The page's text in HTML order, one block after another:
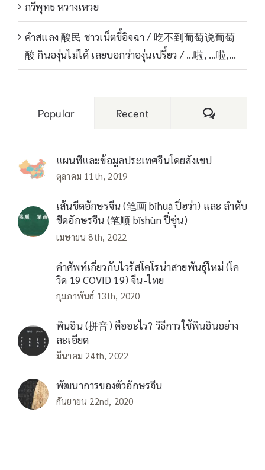
กวีพุทธ หวางเหวย
คำสแลง 酸民 ชาวเน็ตขี้อิจฉา / 吃不到葡萄说葡萄
酸 กินองุ่นไม่ได้ เลยบอกว่าองุ่นเปรี้ยว / …啦, …啦,…
Popular Recent Comments
แผนที่และข้อมูลประเทศจีนโดยสังเขป
ตุลาคม 11th, 2019
เส้นขีดอักษรจีน (笔画 bǐhuà ปี่ฮว่า) และ ลำดับ
ขีดอักษรจีน (笔顺 bǐshùn ปี่ซุ่น)
เมษายน 8th, 2022
คำศัพท์เกี่ยวกับไวรัสโคโรน่าสายพันธุ์ใหม่ (โค
วิด 19 COVID 19) จีน-ไทย
กุมภาพันธ์ 13th, 2020
พินอิน (拼音) คืออะไร? วิธีการใช้พินอินอย่าง
ละเอียด
มีนาคม 24th, 2022
พัฒนาการของตัวอักษรจีน
กันยายน 22nd, 2020